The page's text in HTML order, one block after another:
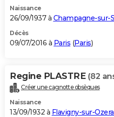
Naissance
26/09/1937 à Champagne-sur-
Décès
09/07/2016 à Paris (Paris)
Regine PLASTRE (82
Créer une cagnotte obsèques
Naissance
13/09/1932 à Flavigny-sur-